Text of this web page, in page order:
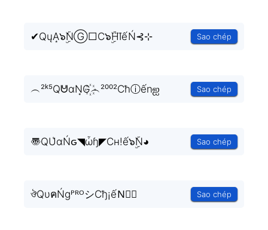
✔QųA͙๖ۣۜNⒼ□C๖ۣۜHI⃜ếŃ⊰⊹ Sao chép
︵²ᵏ⁵QᕰαN͙G꙰︵²⁰⁰²Cħⓘếnஐ Sao chép
〠QU͛ɑŃԍ◥ὦɧ◤Cн!ế๖ۣۜN◕ Sao chép
ঔQυคŃɡᴾᴿᴼシCђ¡ếN⃗✟ Sao chép